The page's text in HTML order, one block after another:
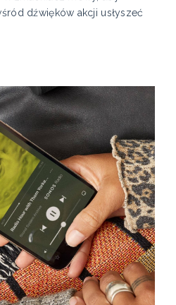
dźwięków akcji usłyszeć